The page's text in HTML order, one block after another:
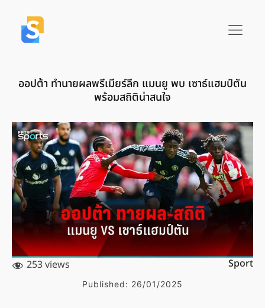
ออปต้า ทำนายผลพรีเมียร์ลีก แมนยู พบ เซาธ์แฮมป์ตัน
พร้อมสถิติน่าสนใจ
253 views Sport
Published: 26/01/2025